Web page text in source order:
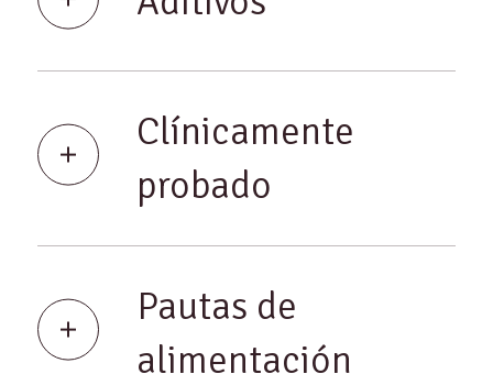
Clínicamente
probado
Pautas de
alimentación